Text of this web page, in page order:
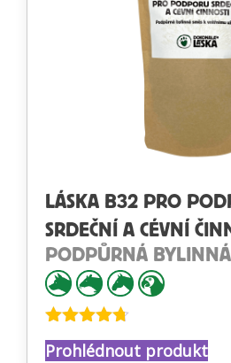
LÁSKA B32 PRO
SRDEČNÍ A CÉVNÍ
PODPŮRNÁ BYLINNÁ
Hodnocení
4.62z 5
Prohlédnout produkt